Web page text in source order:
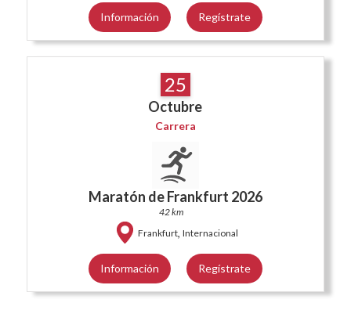
Información Regístrate
25
Octubre
Carrera
Maratón de Frankfurt 2026
42 km
Frankfurt, Internacional
Información Regístrate